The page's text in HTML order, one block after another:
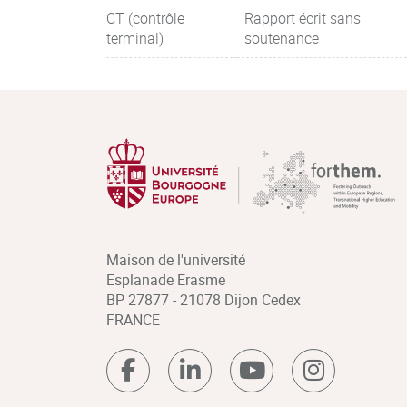
CT (contrôle
terminal)
Rapport écrit sans
soutenance
Maison de l'université
Esplanade Erasme
BP 27877 - 21078 Dijon Cedex
FRANCE